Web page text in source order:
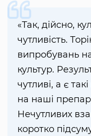
«Так, дійсно,
чутливість.
випробувань
культур.
чутливі, а є
на наші
Нечутливих
коротко